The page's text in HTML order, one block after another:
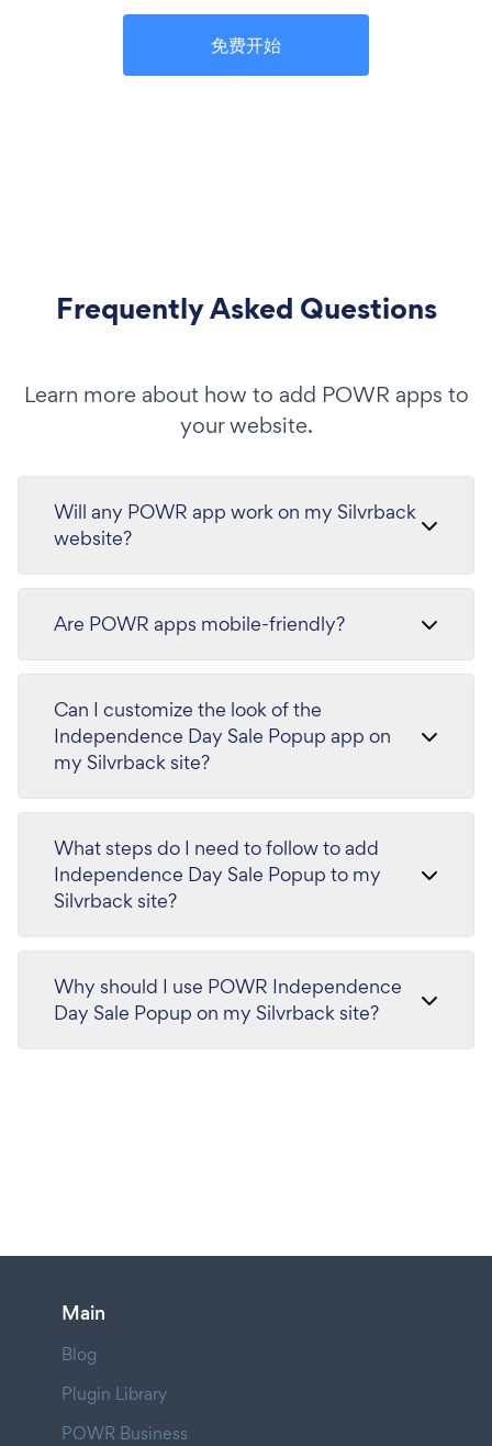
免费开始
Frequently Asked Questions
Learn more about how to add POWR apps to
your website.
Will any POWR app work on my Silvrback
website?
Are POWR apps mobile-friendly?
Can I customize the look of the
Independence Day Sale Popup app on
my Silvrback site?
What steps do I need to follow to add
Independence Day Sale Popup to my
Silvrback site?
Why should I use POWR Independence
Day Sale Popup on my Silvrback site?
Main
Blog
Plugin Library
POWR Business